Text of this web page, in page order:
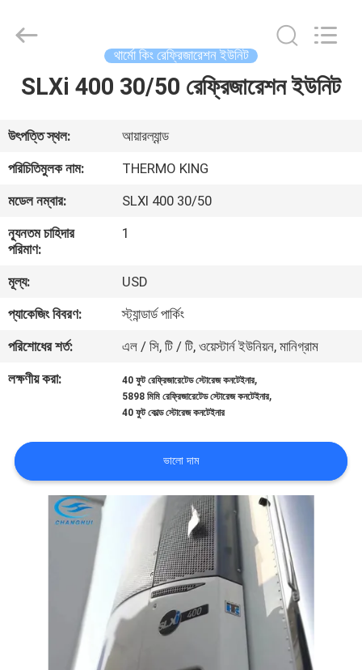
বাড়ি
পণ্য
আমাদের
সম্বন্ধে
কারখানা
পরিদর্শন
গুণমান
নিয়ন্ত্রণ
সাথে
যোগাযোগ
INDUSTRY
Reserved.
থার্মো কিং রেফ্রিজারেশন ইউনিট
SLXi 400 30/50 রেফ্রিজারেশন ইউনিট
উৎপত্তি স্থল:
আয়ারল্যান্ড
পরিচিতিমুলক নাম:
THERMO KING
মডেল নম্বার:
SLXI 400 30/50
ন্যূনতম চাহিদার
পরিমাণ:
1
মূল্য:
USD
প্যাকেজিং বিবরণ:
স্ট্যান্ডার্ড পার্কিং
পরিশোধের শর্ত:
এল / সি, টি / টি, ওয়েস্টার্ন ইউনিয়ন, মানিগ্রাম
লক্ষণীয় করা:
40 ফুট রেফ্রিজারেটেড স্টোরেজ কনটেইনার,
5898 মিমি রেফ্রিজারেটেড স্টোরেজ কনটেইনার,
40 ফুট কোল্ড স্টোরেজ কনটেইনার
ভালো দাম